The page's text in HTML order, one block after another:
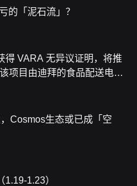
的「泥石流」？
得 VARA 无异议证明，将推
项目由迪拜的食品配送电动
Cosmos生态或已成「空
1.23）